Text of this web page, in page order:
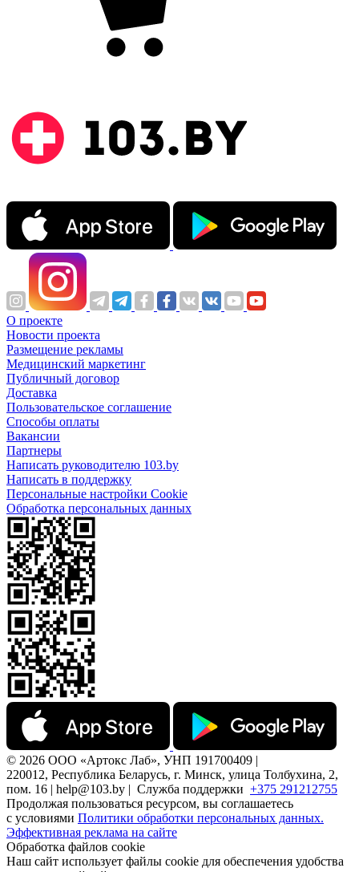
О проекте
Новости проекта
Размещение рекламы
Медицинский маркетинг
Публичный договор
Доставка
Пользовательское соглашение
Способы оплаты
Вакансии
Партнеры
Написать руководителю 103.by
Написать в поддержку
Персональные настройки Cookie
Обработка персональных данных
© 2026 ООО «Артокс Лаб», УНП 191700409 |
220012, Республика Беларусь, г. Минск, улица Толбухина, 2,
пом. 16 | help@103.by | Служба поддержки +375 291212755
Продолжая пользоваться ресурсом, вы соглашаетесь
с условиями Политики обработки персональных данных.
Эффективная реклама на сайте
Обработка файлов cookie
Наш сайт использует файлы cookie для обеспечения удобства